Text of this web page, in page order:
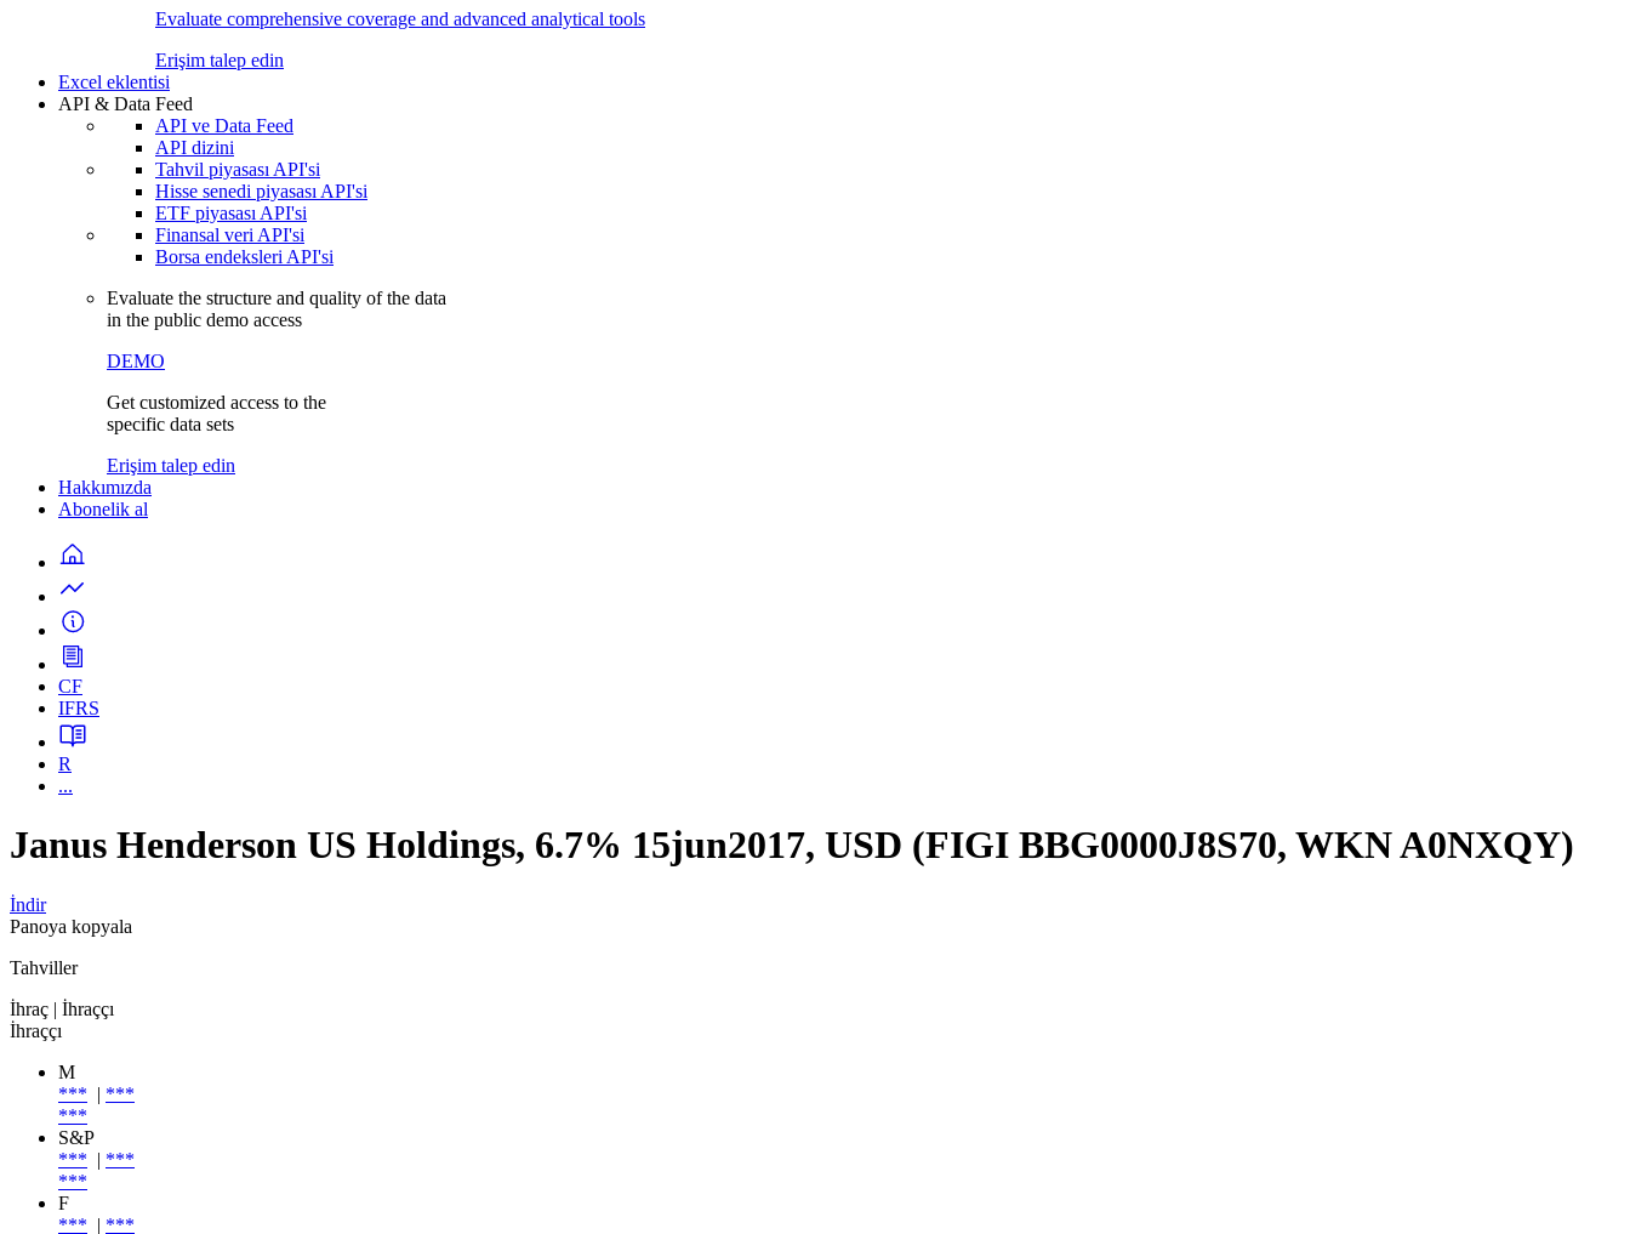
Evaluate comprehensive coverage and advanced analytical tools
Erişim talep edin
Excel eklentisi
API & Data Feed
API ve Data Feed
API dizini
Tahvil piyasası API'si
Hisse senedi piyasası API'si
ETF piyasası API'si
Finansal veri API'si
Borsa endeksleri API'si
Evaluate the structure and quality of the data
in the public demo access
DEMO
Get customized access to the
specific data sets
Erişim talep edin
Hakkımızda
Abonelik al
CF
IFRS
R
...
Janus Henderson US Holdings, 6.7% 15jun2017, USD (FIGI BBG0000J8S70, WKN A0NXQY)
İndir
Panoya kopyala
Tahviller
İhraç | İhraççı
İhraççı
M
*** | ***
***
S&P
*** | ***
***
F
*** | ***